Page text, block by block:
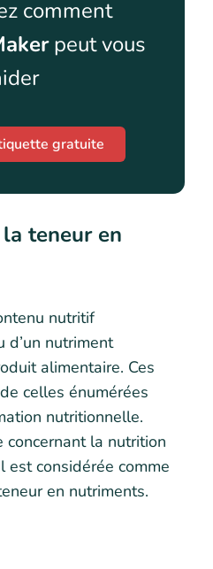
comment
peut vous
gratuite
teneur en
nutritif
d’un nutriment
alimentaire. Ces
celles énumérées
nutritionnelle.
la nutrition
est considérée comme
en nutriments.